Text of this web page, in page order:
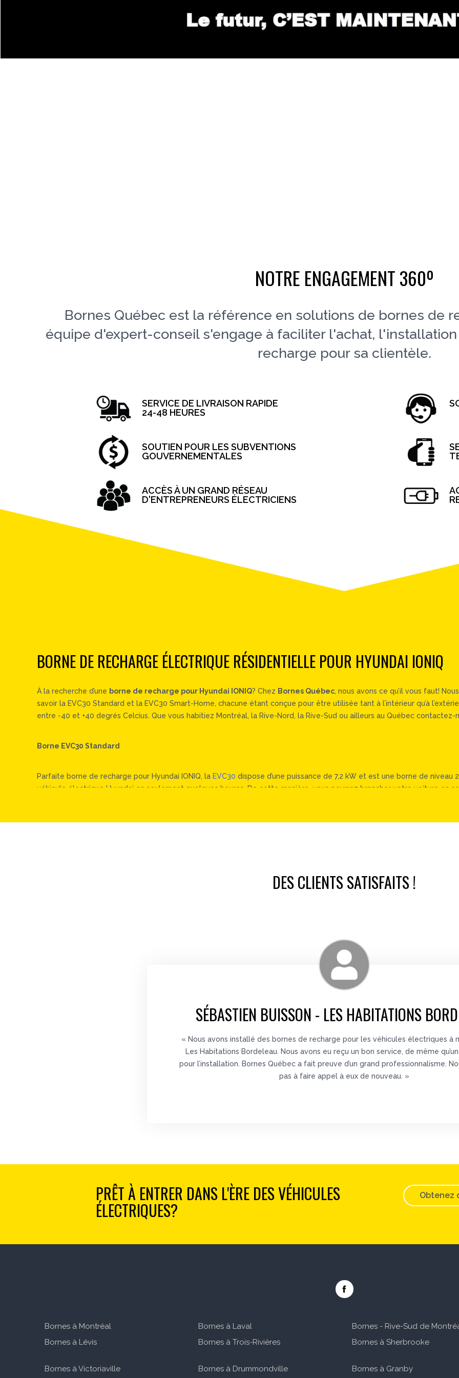
LE FUTUR,
NOTRE ENGAGEMENT 360º
Bornes Québec est la référence en solutions de bornes de
équipe d'expert-conseil s'engage à faciliter l'achat,
recharge pour sa clientèle.
SERVICE DE LIVRAISON RAPIDE
24-48 HEURES
SOUTIEN POUR LES SUBVENTIONS
GOUVERNEMENTALES
ACCÈS À UN GRAND RÉSEAU
D'ENTREPRENEURS ÉLECTRICIENS
BORNE DE RECHARGE ÉLECTRIQUE RÉSIDENTIELLE POUR HYUNDAI IONIQ
À la recherche d’une borne de recharge pour Hyundai IONIQ? Chez Bornes Québec, nous avons ce qu’il vous faut!
savoir la EVC30 Standard et la EVC30 Smart-Home, chacune étant conçue pour être utilisée tant à l’intérieur qu’à
entre -40 et +40 degrés Celcius. Que vous habitiez Montréal, la Rive-Nord, la Rive-Sud ou ailleurs au Québec contactez-
Borne EVC30 Standard
Parfaite borne de recharge pour Hyundai IONIQ, la EVC30 dispose d’une puissance de 7,2 kW et est une borne de
véhicule électrique Hyundai en seulement quelques heures. De cette manière, vous pourrez brancher votre voiture en
bas tarifs d’électricité car vous ne serez pas en période de pointe. Vous aurez donc un véhicule entièrement rechargée
et l’application EVduty, la possibilité de démarrer ou d’arrêter une session de recharge de même que de gérer l’accès à
Le prix d’achat de nos bornes de recharge résidentielles varient entre 799 $ et 899 $, selon le modèle. Toutefois, elles
de la borne chez vous! Si vous souhaitez diminuer le
Pour en savoir plus sur nos bornes de recharge pour les meilleurs véhicules électriquesdans la région de Montréal ou de
DES CLIENTS SATISFAITS !
SÉBASTIEN BUISSON - LES HABITATIONS
« Nous avons installé des bornes de recharge pour les véhicules électriques à
Les Habitations Bordeleau. Nous avons eu reçu un bon service, de même
pour l’installation. Bornes Québec a fait preuve d’un grand professionnalisme.
pas à faire appel à eux de nouveau. »
PRÊT À ENTRER DANS L'ÈRE DES VÉHICULES
ÉLECTRIQUES?
Obtenez
Bornes à Montréal Bornes à Laval Bornes - Rive-Sud de
Bornes à Lévis
Bornes à Trois-Rivières Bornes à Sherbrooke
Bornes à Victoriaville
Bornes à Drummondville Bornes à Granby